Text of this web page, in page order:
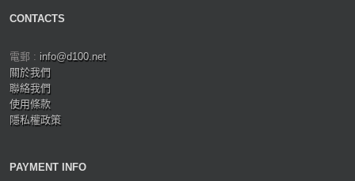
CONTACTS
電郵 : info@d100.net
關於我們
聯絡我們
使用條款
隱私權政策
PAYMENT INFO